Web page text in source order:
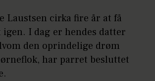
Laustsen cirka fire år at få
I dag er hendes datter
den oprindelige drøm
har parret besluttet